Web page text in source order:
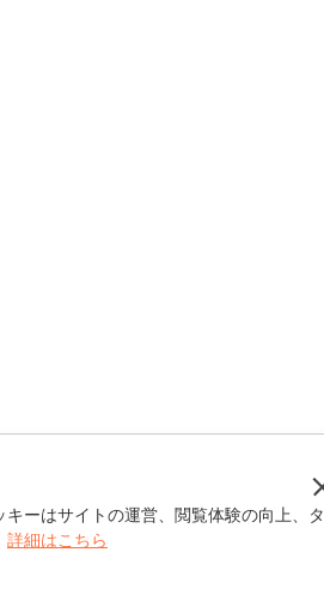
ーはサイトの運営、閲覧体験の向上、タ
詳細はこちら